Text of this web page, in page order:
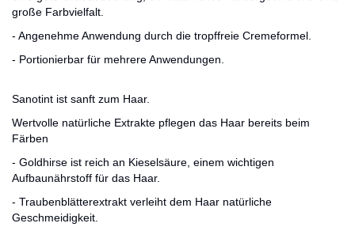
große Farbvielfalt.
- Angenehme Anwendung durch die tropffreie Cremeformel.
- Portionierbar für mehrere Anwendungen.
Sanotint ist sanft zum Haar.
Wertvolle natürliche Extrakte pflegen das Haar bereits beim
Färben
- Goldhirse ist reich an Kieselsäure, einem wichtigen
Aufbaunährstoff für das Haar.
- Traubenblätterextrakt verleiht dem Haar natürliche
Geschmeidigkeit.